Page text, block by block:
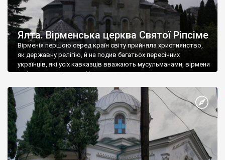
Ялта. Вірменська церква Святої Ріпсіме
Вірменія першою серед країн світу прийняла християнство,
як державну релігію, й на подив багатьох пересічних
українців, які усіх кавказців вважають мусульманами, вірмени
є відданими вірянами Христа